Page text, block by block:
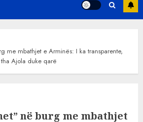
me mbathjet e Arminës: I ka transparente,
Ajola duke qarë
në burg me mbathjet